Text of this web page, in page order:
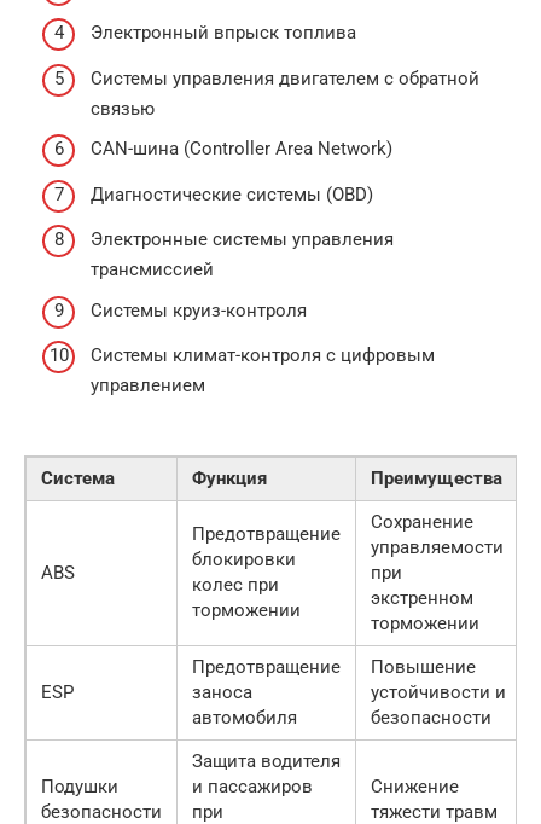
Электронный впрыск топлива
Системы управления двигателем с обратной
связью
CAN-шина (Controller Area Network)
Диагностические системы (OBD)
Электронные системы управления
трансмиссией
Системы круиз-контроля
Системы климат-контроля с цифровым
управлением
Система Функция Преимущества
ABS
Предотвращение
блокировки
колес при
торможении
Сохранение
управляемости
при
экстренном
торможении
ESP
Предотвращение
заноса
автомобиля
Повышение
устойчивости и
безопасности
Подушки
безопасности
Защита водителя
и пассажиров
при
Снижение
тяжести травм